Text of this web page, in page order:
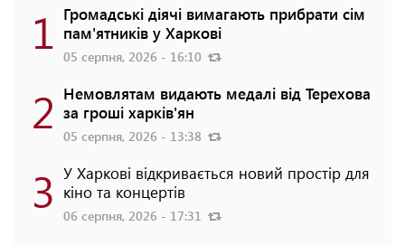
1 Громадські діячі вимагають прибрати сім
пам'ятників у Харкові
05 серпня, 2026 - 16:10
2 Немовлятам видають медалі від Терехова
за гроші харків'ян
05 серпня, 2026 - 13:38
3 У Харкові відкривається новий простір для
кіно та концертів
06 серпня, 2026 - 17:31